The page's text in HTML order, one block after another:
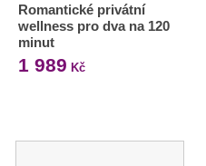
Romantické privátní
wellness pro dva na 120
minut
1 989 Kč